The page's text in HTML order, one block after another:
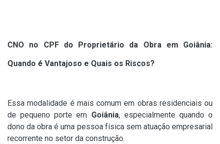
CNO no CPF do Proprietário da Obra em Goiânia:
Quando é Vantajoso e Quais os Riscos?
Essa modalidade é mais comum em obras residenciais ou
de pequeno porte em Goiânia, especialmente quando o
dono da obra é uma pessoa física sem atuação empresarial
recorrente no setor da construção.